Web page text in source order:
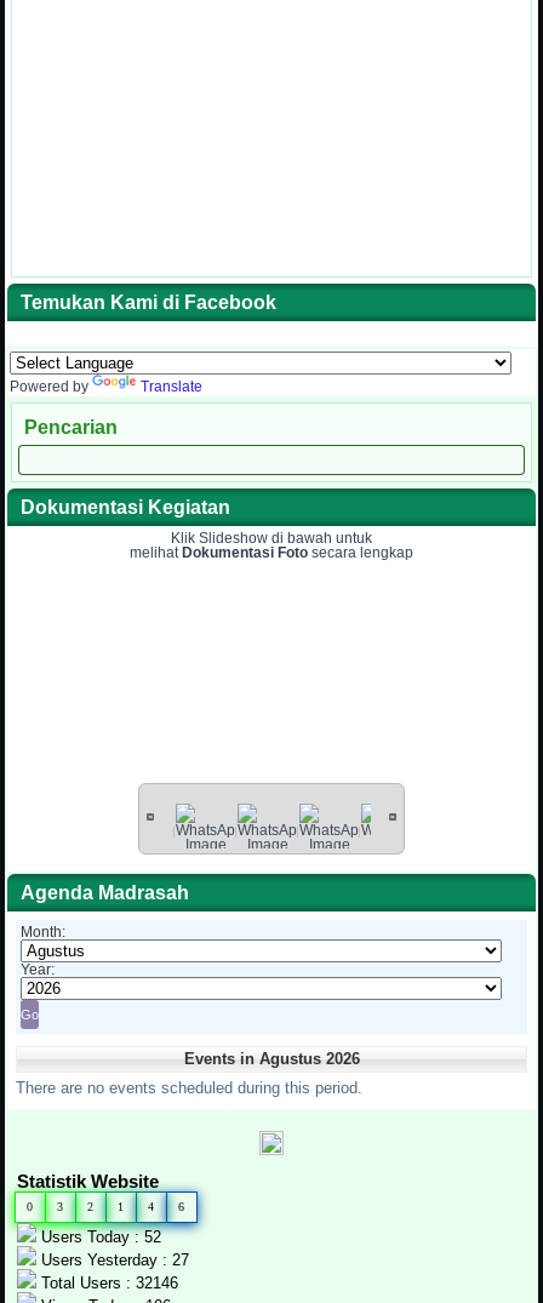
Temukan Kami di Facebook
Powered by Translate
Pencarian
Dokumentasi Kegiatan
Klik Slideshow di bawah untuk
melihat Dokumentasi Foto secara lengkap
Agenda Madrasah
Month:
Year:
Events in Agustus 2026
There are no events scheduled during this period.
Statistik Website
0 3 2 1 4 6
Users Today : 52
Users Yesterday : 27
Total Users : 32146